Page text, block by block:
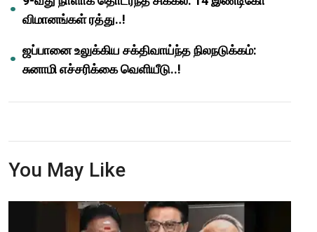
விமானங்கள் ரத்து..!
ஜப்பானை உலுக்கிய சக்திவாய்ந்த நிலநடுக்கம்:
சுனாமி எச்சரிக்கை வெளியீடு..!
You May Like